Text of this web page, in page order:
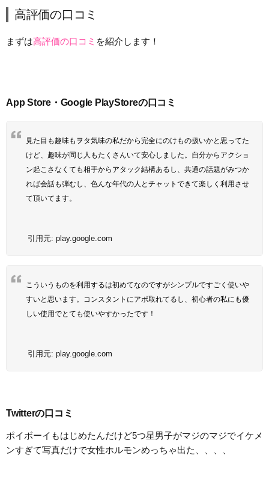
高評価の口コミ
まずは高評価の口コミ を紹介します！
App Store・Google PlayStoreの口コミ
見た目も趣味もヲタ気味の私だから完全にのけもの扱いかと思ってた
けど、趣味が同じ人もたくさんいて安心しました。自分からアクショ
ン起こさなくても相手からアタック結構あるし、共通の話題がみつか
れば会話も弾むし、色んな年代の人とチャットできて楽しく利用させ
て頂いてます。
引用元: play.google.com
こういうものを利用するは初めてなのですがシンプルですごく使いや
すいと思います。コンスタントにアポ取れてるし、初心者の私にも優
しい使用でとても使いやすかったです！
引用元: play.google.com
Twitterの口コミ
ポイボーイもはじめたんだけど5つ星男子がマジのマジでイケメ
ンすぎて写真だけで女性ホルモンめっちゃ出た、、、、